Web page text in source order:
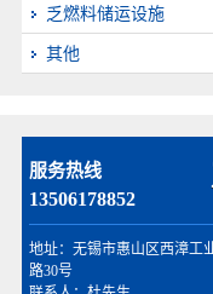
乏燃料储运设施
其他
服务热线
13506178852
地址：无锡市惠山区西漳工
路30号